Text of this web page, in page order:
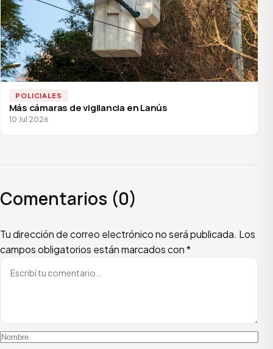
POLICIALES
Más cámaras de vigilancia en Lanús
10 Jul 2026
Comentarios (0)
Tu dirección de correo electrónico no será publicada. Los
campos obligatorios están marcados con*
Escribí tu comentario
Nombre
Email